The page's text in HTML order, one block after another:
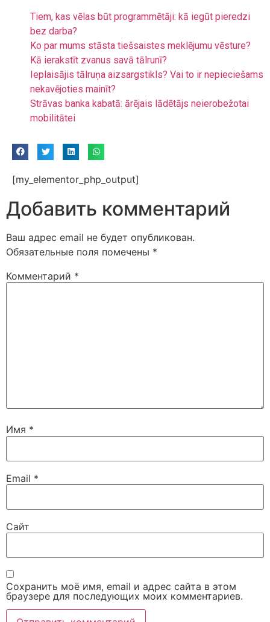
Tiem, kas vēlas būt programmētāji: kā iegūt pieredzi
bez darba?
Ko par mums stāsta tiešsaistes meklējumu vēsture?
Kā ierakstīt zvanus savā tālrunī?
Ieplaisājis tālruņa aizsargstikls? Vai to ir nepieciešams
nekavējoties mainīt?
Strāvas banka kabatā: ārējais lādētājs neierobežotai
mobilitātei
[my_elementor_php_output]
Добавить комментарий
Ваш адрес email не будет опубликован.
Обязательные поля помечены *
Комментарий *
Имя *
Email *
Сайт
Сохранить моё имя, email и адрес сайта в этом
браузере для последующих моих комментариев.